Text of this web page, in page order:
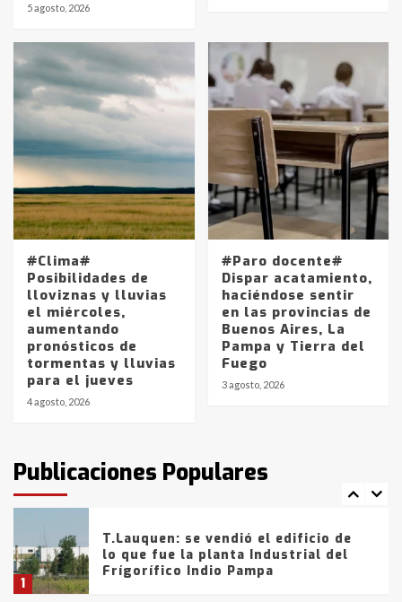
5 agosto, 2026
#Clima#
Posibilidades de
lloviznas y lluvias
el miércoles,
aumentando
pronósticos de
tormentas y lluvias
para el jueves
4 agosto, 2026
#Paro docente#
Dispar acatamiento,
haciéndose sentir
en las provincias de
Buenos Aires, La
Pampa y Tierra del
Fuego
3 agosto, 2026
Publicaciones Populares
3
pampeanos que fueron
protagonistas del fatal accidente
en la mañana del lunes
4
Accidente en Ruta 5: falleció un
joven de Trenque Lauquen
5
Los precios de los combustibles en
La Pampa, desde YPF hasta Axion
entre 857 a 1338 pesos
6
La Bolsa de Cereales de Bahía
Blanca anticipa que Agosto vendrá
con lluvias y heladas, en gran parte
de la provincia
fueron detenidos por
comercialización de drogas en la
tarde del sábado
1
T.Lauquen: se vendió el edificio de
lo que fue la planta Industrial del
Frígorífico Indio Pampa